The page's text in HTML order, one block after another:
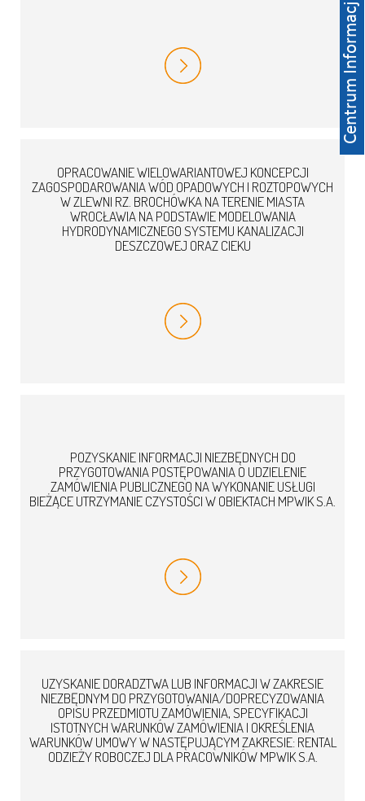
OPRACOWANIE WIELOWARIANTOWEJ KONCEPCJI
ZAGOSPODAROWANIA WÓD OPADOWYCH I ROZTOPOWYCH
W ZLEWNI RZ. BROCHÓWKA NA TERENIE MIASTA
WROCŁAWIA NA PODSTAWIE MODELOWANIA
HYDRODYNAMICZNEGO SYSTEMU KANALIZACJI
DESZCZOWEJ ORAZ CIEKU
POZYSKANIE INFORMACJI NIEZBĘDNYCH DO
PRZYGOTOWANIA POSTĘPOWANIA O UDZIELENIE
ZAMÓWIENIA PUBLICZNEGO NA WYKONANIE USŁUGI
BIEŻĄCE UTRZYMANIE CZYSTOŚCI W OBIEKTACH MPWIK S.A.
UZYSKANIE DORADZTWA LUB INFORMACJI W ZAKRESIE
NIEZBĘDNYM DO PRZYGOTOWANIA/DOPRECYZOWANIA
OPISU PRZEDMIOTU ZAMÓWIENIA, SPECYFIKACJI
ISTOTNYCH WARUNKÓW ZAMÓWIENIA I OKREŚLENIA
WARUNKÓW UMOWY W NASTĘPUJĄCYM ZAKRESIE: RENTAL
ODZIEŻY ROBOCZEJ DLA PRACOWNIKÓW MPWIK S.A.